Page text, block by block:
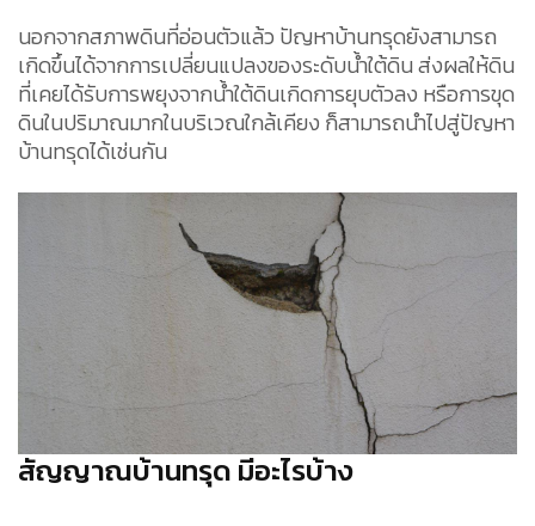
นอกจากสภาพดินที่อ่อนตัวแล้ว ปัญหาบ้านทรุดยังสามารถ
เกิดขึ้นได้จากการเปลี่ยนแปลงของระดับน้ำใต้ดิน ส่งผลให้ดิน
ที่เคยได้รับการพยุงจากน้ำใต้ดินเกิดการยุบตัวลง หรือการขุด
ดินในปริมาณมากในบริเวณใกล้เคียง ก็สามารถนำไปสู่ปัญหา
บ้านทรุดได้เช่นกัน
สัญญาณบ้านทรุด มีอะไรบ้าง